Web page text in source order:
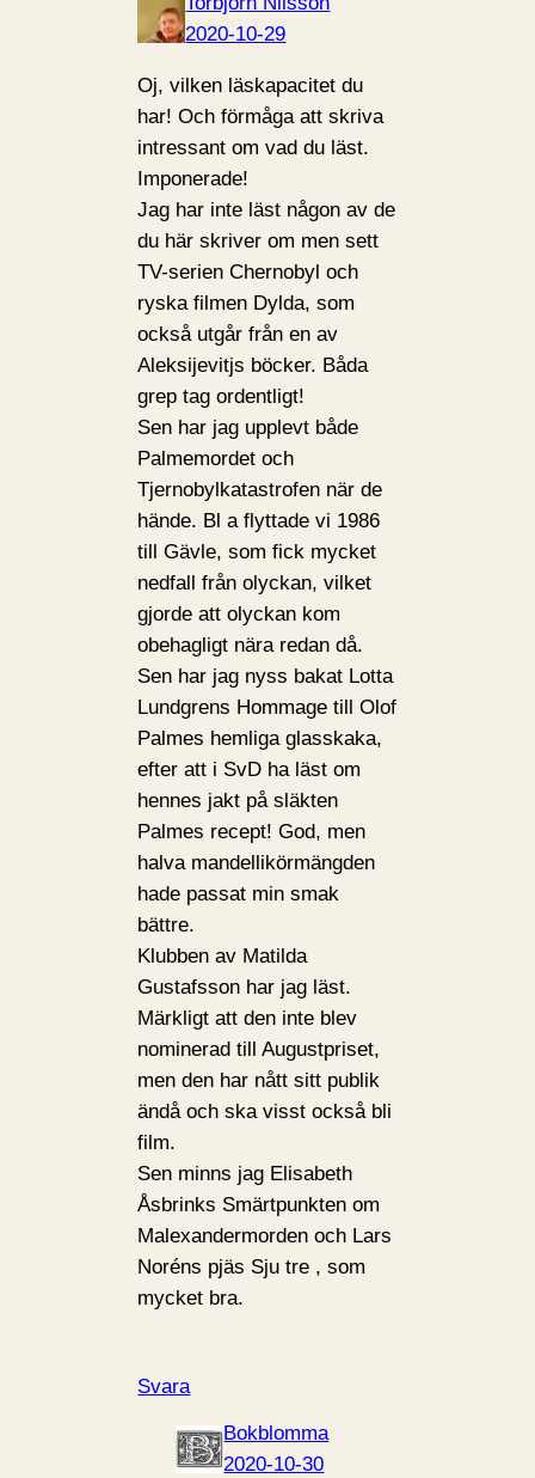
2020-10-29
Oj, vilken läskapacitet du
har! Och förmåga att skriva
intressant om vad du läst.
Imponerade!
Jag har inte läst någon av de
du här skriver om men sett
TV-serien Chernobyl och
ryska filmen Dylda, som
också utgår från en av
Aleksijevitjs böcker. Båda
grep tag ordentligt!
Sen har jag upplevt både
Palmemordet och
Tjernobylkatastrofen när de
hände. Bl a flyttade vi 1986
till Gävle, som fick mycket
nedfall från olyckan, vilket
gjorde att olyckan kom
obehagligt nära redan då.
Sen har jag nyss bakat Lotta
Lundgrens Hommage till Olof
Palmes hemliga glasskaka,
efter att i SvD ha läst om
hennes jakt på släkten
Palmes recept! God, men
halva mandellikörmängden
hade passat min smak
bättre.
Klubben av Matilda
Gustafsson har jag läst.
Märkligt att den inte blev
nominerad till Augustpriset,
men den har nått sitt publik
ändå och ska visst också bli
film.
Sen minns jag Elisabeth
Åsbrinks Smärtpunkten om
Malexandermorden och Lars
Noréns pjäs Sju tre , som
mycket bra.
Svara
Bokblomma
2020-10-30